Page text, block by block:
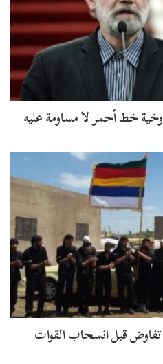
خط أحمر لا مساومة عليه
تفاوض قبل انسحاب القوات